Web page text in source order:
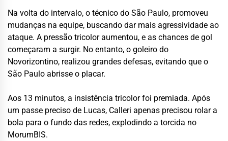
Na volta do intervalo, o técnico do São Paulo, promoveu
mudanças na equipe, buscando dar mais agressividade ao
ataque. A pressão tricolor aumentou, e as chances de gol
começaram a surgir. No entanto, o goleiro do
Novorizontino, realizou grandes defesas, evitando que o
São Paulo abrisse o placar.
Aos 13 minutos, a insistência tricolor foi premiada. Após
um passe preciso de Lucas, Calleri apenas precisou rolar a
bola para o fundo das redes, explodindo a torcida no
MorumBIS.